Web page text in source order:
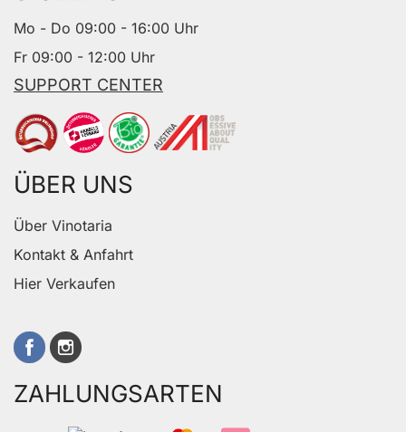
Mo - Do 09:00 - 16:00 Uhr
Fr 09:00 - 12:00 Uhr
SUPPORT CENTER
ÜBER UNS
Über Vinotaria
Kontakt & Anfahrt
Hier Verkaufen
ZAHLUNGSARTEN